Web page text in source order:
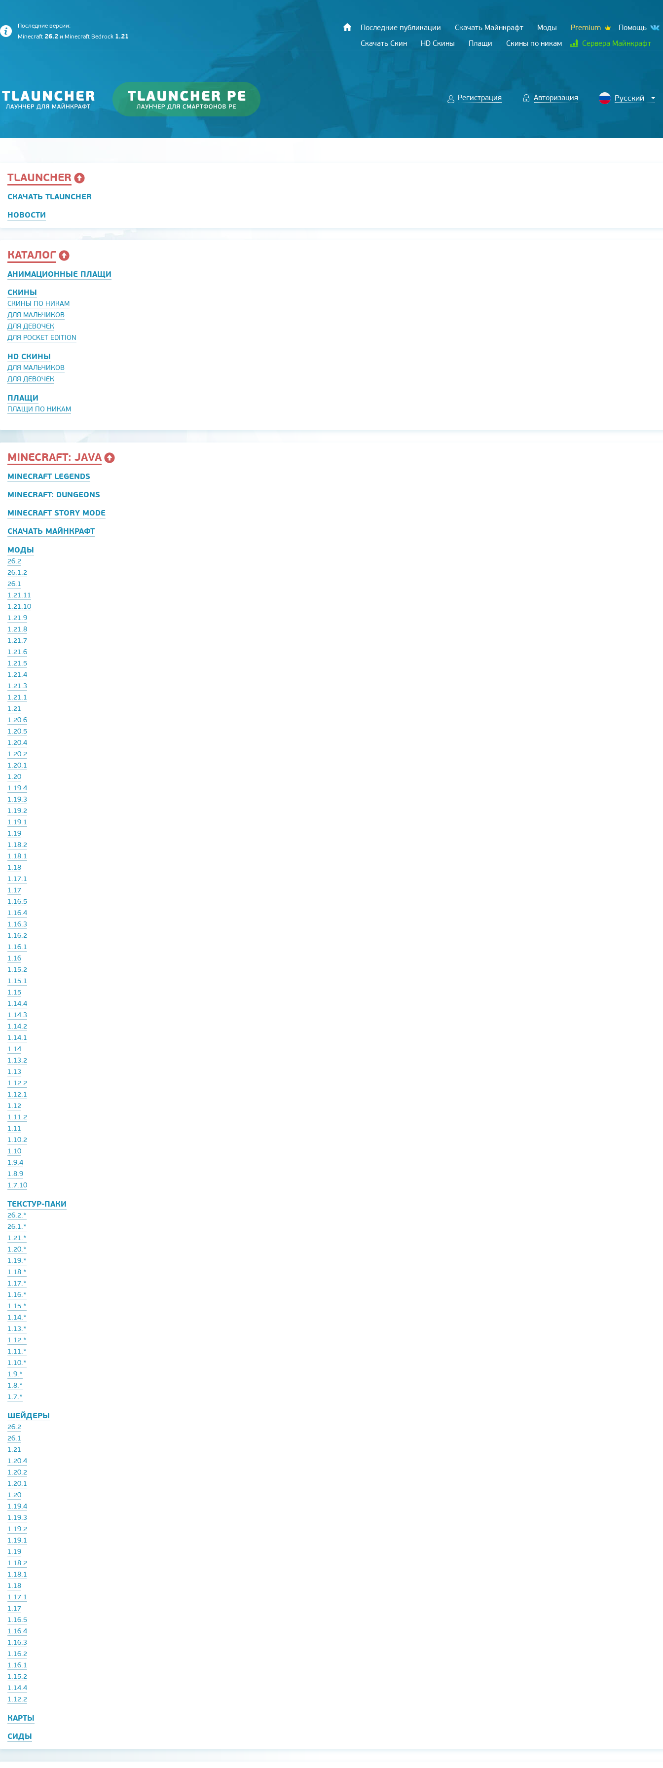
Последние версии:
Minecraft 26.2 и Minecraft Bedrock 1.21
Последние публикации Скачать Майнкрафт Моды Premium
Помощь
Скачать Скин
HD Скины Плащи Скины по никам Сервера Майнкрафт
Регистрация Авторизация
TLAUNCHER
СКАЧАТЬ TLAUNCHER
НОВОСТИ
КАТАЛОГ
АНИМАЦИОННЫЕ ПЛАЩИ
СКИНЫ
СКИНЫ ПО НИКАМ
ДЛЯ МАЛЬЧИКОВ
ДЛЯ ДЕВОЧЕК
ДЛЯ POCKET EDITION
HD СКИНЫ
ДЛЯ МАЛЬЧИКОВ
ДЛЯ ДЕВОЧЕК
ПЛАЩИ
ПЛАЩИ ПО НИКАМ
MINECRAFT: JAVA
MINECRAFT LEGENDS
MINECRAFT: DUNGEONS
MINECRAFT STORY MODE
СКАЧАТЬ МАЙНКРАФТ
МОДЫ
26.2
26.1.2
26.1
1.21.11
1.21.10
1.21.9
1.21.8
1.21.7
1.21.6
1.21.5
1.21.4
1.21.3
1.21.1
1.21
1.20.6
1.20.5
1.20.4
1.20.2
1.20.1
1.20
1.19.4
1.19.3
1.19.2
1.19.1
1.19
1.18.2
1.18.1
1.18
1.17.1
1.17
1.16.5
1.16.4
1.16.3
1.16.2
1.16.1
1.16
1.15.2
1.15.1
1.15
1.14.4
1.14.3
1.14.2
1.14.1
1.14
1.13.2
1.13
1.12.2
1.12.1
1.12
1.11.2
1.11
1.10.2
1.10
1.9.4
1.8.9
1.7.10
ТЕКСТУР-ПАКИ
26.2.*
26.1.*
1.21.*
1.20.*
1.19.*
1.18.*
1.17.*
1.16.*
1.15.*
1.14.*
1.13.*
1.12.*
1.11.*
1.10.*
1.9.*
1.8.*
1.7.*
ШЕЙДЕРЫ
26.2
26.1
1.21
1.20.4
1.20.2
1.20.1
1.20
1.19.4
1.19.3
1.19.2
1.19.1
1.19
1.18.2
1.18.1
1.18
1.17.1
1.17
1.16.5
1.16.4
1.16.3
1.16.2
1.16.1
1.15.2
1.14.4
1.12.2
КАРТЫ
СИДЫ